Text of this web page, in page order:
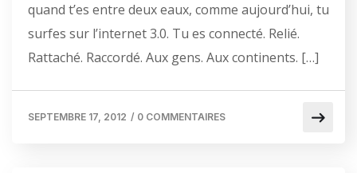
quand t’es entre deux eaux, comme aujourd’hui, tu
surfes sur l’internet 3.0. Tu es connecté. Relié.
Rattaché. Raccordé. Aux gens. Aux continents. […]
SEPTEMBRE 17, 2012 / 0 COMMENTAIRES